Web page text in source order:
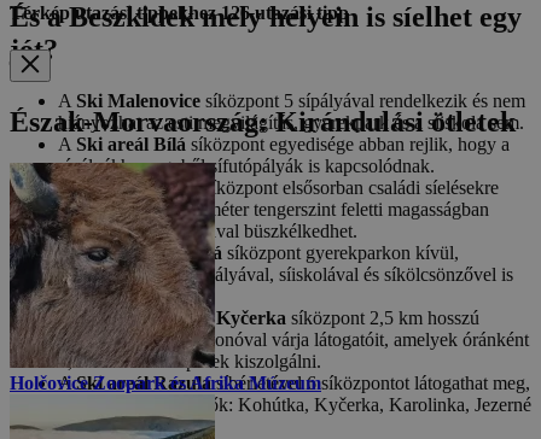
És a Beszkidek mely helyein is síelhet egy
jót?
A Ski Malenovice síközpont 5 sípályával rendelkezik és nem
hiányozhat az esti megvilágítás, gyerekpark és a síiskola sem.
A Ski areál Bílá síközpont egyedisége abban rejlik, hogy a
sípályákhoz egyből sífutópályák is kapcsolódnak.
ASki areál Soláňsíközpont elsősorban családi síelésekre
szakosodott és 816 méter tengerszint feletti magasságban
elhelyezkedő sípályával büszkélkedhet.
ASki areál Opálená síközpont gyerekparkon kívül,
snowparkkal, két sípályával, síiskolával és síkölcsönzővel is
rendelkezik.
ASki areál Synot - Kyčerka síközpont 2,5 km hosszú
sípályával és 9 sífelvonóval várja látogatóit, amelyek óránként
6,5 ezer síelőt képesek kiszolgálni.
ASki areál Razulasíbérletével 6 síközpontot látogathat meg,
amelyek a következők: Kohútka, Kyčerka, Karolinka, Jezerné
és Machůzky.
Térkép utazási tippekhez126utazási tipp
Észak-Morvaország: Kirándulási ötletek
Holčovice Zoopark és Afrika Múzeum